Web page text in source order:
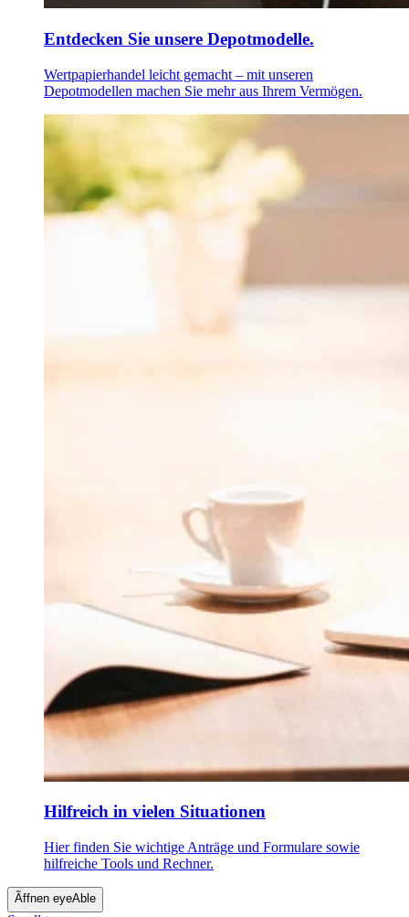
Entdecken Sie unsere Depotmodelle.
Wertpapierhandel leicht gemacht – mit unseren
Depotmodellen machen Sie mehr aus Ihrem Vermögen.
Hilfreich in vielen Situationen
Hier finden Sie wichtige Anträge und Formulare sowie
hilfreiche Tools und Rechner.
Ãffnen eyeAble